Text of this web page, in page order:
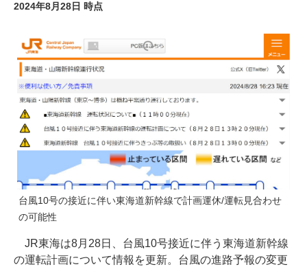
2024年8月28日 時点
台風10号の接近に伴い東海道新幹線で計画運休/運転見合わせ
の可能性
JR東海は8月28日、台風10号接近に伴う東海道新幹線
の運転計画について情報を更新。台風の進路予報の変更